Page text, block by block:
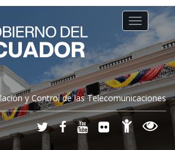
y Control de las Telecomunicaciones
Toggle
navigation